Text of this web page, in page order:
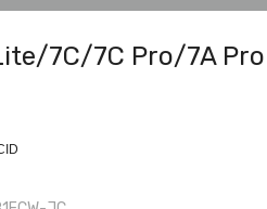
7C/7C Pro/7A Pro